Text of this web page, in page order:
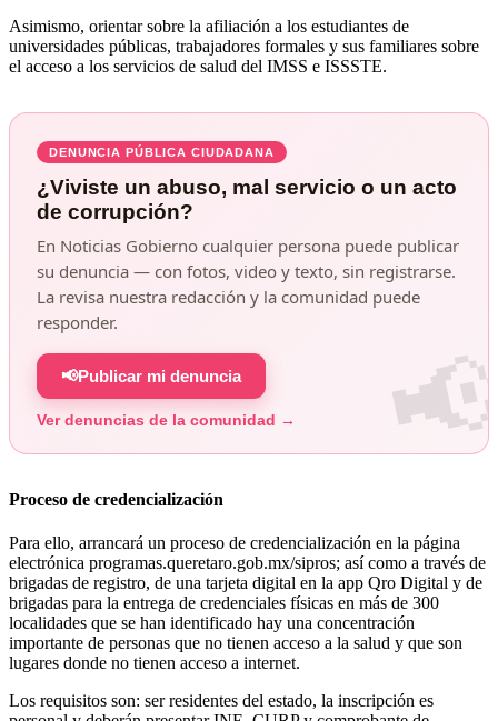
Asimismo, orientar sobre la afiliación a los estudiantes de
universidades públicas, trabajadores formales y sus familiares sobre
el acceso a los servicios de salud del IMSS e ISSSTE.
DENUNCIA PÚBLICA CIUDADANA
¿Viviste un abuso, mal servicio o un acto
de corrupción?
En Noticias Gobierno cualquier persona puede publicar
su denuncia — con fotos, video y texto, sin registrarse.
La revisa nuestra redacción y la comunidad puede
responder.
📢Publicar mi denuncia
Ver denuncias de la comunidad →
Proceso de credencialización
Para ello, arrancará un proceso de credencialización en la página
electrónica programas.queretaro.gob.mx/sipros; así como a través de
brigadas de registro, de una tarjeta digital en la app Qro Digital y de
brigadas para la entrega de credenciales físicas en más de 300
localidades que se han identificado hay una concentración
importante de personas que no tienen acceso a la salud y que son
lugares donde no tienen acceso a internet.
Los requisitos son: ser residentes del estado, la inscripción es